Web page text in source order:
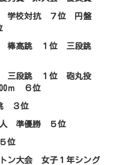
学校対抗 ７位 円盤
高跳 １位 三段跳
段跳 １位 砲丸投
ｍ ６位
３位
人 準優勝 ５位
位
ン大会 女子１年シング